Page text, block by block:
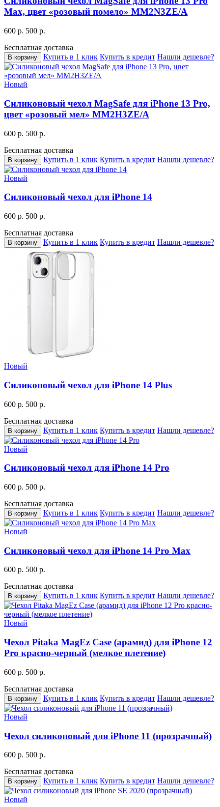
Max, цвет «розовый помело» MM2N3ZE/A
600 р. 500 р.
Бесплатная доставка
В корзину Купить в 1 клик Купить в кредит Нашли дешевле?
Новый
Силиконовый чехол MagSafe для iPhone 13 Pro,
цвет «розовый мел» MM2H3ZE/A
600 р. 500 р.
Бесплатная доставка
В корзину Купить в 1 клик Купить в кредит Нашли дешевле?
Новый
Силиконовый чехол для iPhone 14
600 р. 500 р.
Бесплатная доставка
В корзину Купить в 1 клик Купить в кредит Нашли дешевле?
Новый
Силиконовый чехол для iPhone 14 Plus
600 р. 500 р.
Бесплатная доставка
В корзину Купить в 1 клик Купить в кредит Нашли дешевле?
Новый
Силиконовый чехол для iPhone 14 Pro
600 р. 500 р.
Бесплатная доставка
В корзину Купить в 1 клик Купить в кредит Нашли дешевле?
Новый
Силиконовый чехол для iPhone 14 Pro Max
600 р. 500 р.
Бесплатная доставка
В корзину Купить в 1 клик Купить в кредит Нашли дешевле?
Новый
Чехол Pitaka MagEz Case (арамид) для iPhone 12
Pro красно-черный (мелкое плетение)
600 р. 500 р.
Бесплатная доставка
В корзину Купить в 1 клик Купить в кредит Нашли дешевле?
Новый
Чехол силиконовый для iPhone 11 (прозрачный)
600 р. 500 р.
Бесплатная доставка
В корзину Купить в 1 клик Купить в кредит Нашли дешевле?
Новый